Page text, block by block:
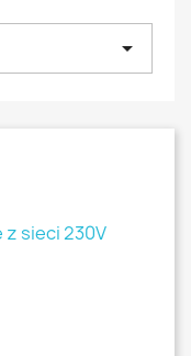
arrow_drop_down
sieci 230V